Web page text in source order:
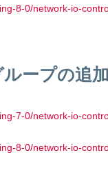
8-0/network-io-
ープの追加
7-0/network-io-
8-0/network-io-